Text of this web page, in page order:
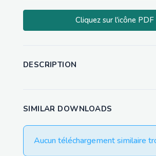
Cliquez sur l'icône PDF
DESCRIPTION
SIMILAR DOWNLOADS
Aucun téléchargement similaire